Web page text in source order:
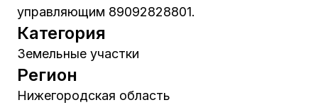
управляющим 89092828801.
Категория
Земельные участки
Регион
Нижегородская область